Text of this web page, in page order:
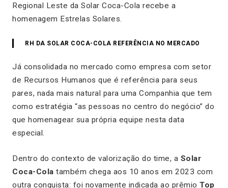
Regional Leste da Solar Coca-Cola recebe a
homenagem Estrelas Solares.
RH DA SOLAR COCA-COLA REFERÊNCIA NO MERCADO
Já consolidada no mercado como empresa com setor
de Recursos Humanos que é referência para seus
pares, nada mais natural para uma Companhia que tem
como estratégia “as pessoas no centro do negócio” do
que homenagear sua própria equipe nesta data
especial.
Dentro do contexto de valorização do time, a Solar
Coca-Cola também chega aos 10 anos em 2023 com
outra conquista: foi novamente indicada ao prêmio Top